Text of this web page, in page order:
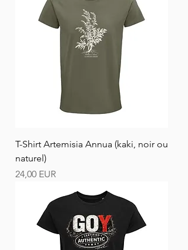
T-Shirt Artemisia Annua (kaki, noir ou
naturel)
Ár
24,00 EUR